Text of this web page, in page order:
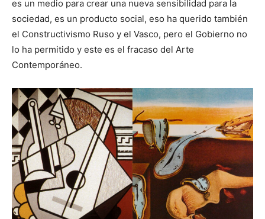
es un medio para crear una nueva sensibilidad para la
sociedad, es un producto social, eso ha querido también
el Constructivismo Ruso y el Vasco, pero el Gobierno no
lo ha permitido y este es el fracaso del Arte
Contemporáneo.